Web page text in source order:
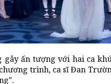
gây ấn tượng với hai ca
trình, ca sĩ Đan